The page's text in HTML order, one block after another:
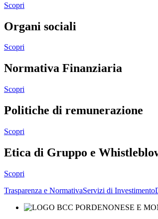
Scopri
Organi sociali
Scopri
Normativa Finanziaria
Scopri
Politiche di remunerazione
Scopri
Etica di Gruppo e
Scopri
Trasparenza e NormativaServizi di Investimento